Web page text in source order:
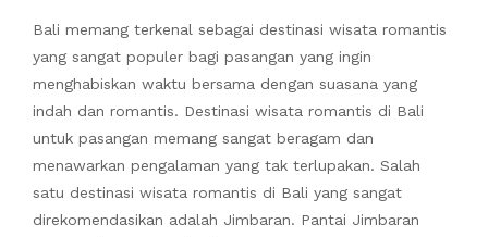
Bali memang terkenal sebagai destinasi wisata romantis
yang sangat populer bagi pasangan yang ingin
menghabiskan waktu bersama dengan suasana yang
indah dan romantis. Destinasi wisata romantis di Bali
untuk pasangan memang sangat beragam dan
menawarkan pengalaman yang tak terlupakan. Salah
satu destinasi wisata romantis di Bali yang sangat
direkomendasikan adalah Jimbaran. Pantai Jimbaran